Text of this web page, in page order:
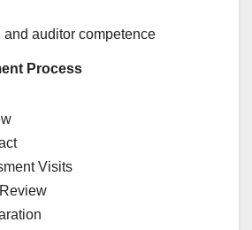
and auditor competence
Process
Visits